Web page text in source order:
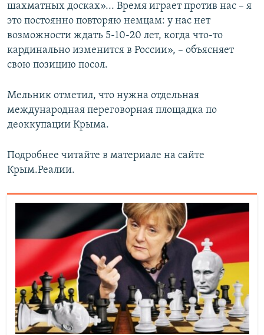
шахматных досках»... Время играет против нас – я
это постоянно повторяю немцам: у нас нет
возможности ждать 5-10-20 лет, когда что-то
кардинально изменится в России», – объясняет
свою позицию посол.
Мельник отметил, что нужна отдельная
международная переговорная площадка по
деоккупации Крыма.
Подробнее читайте в материале на сайте
Крым.Реалии.